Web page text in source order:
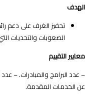
تحفيز الغرف على دعم
الصعوبات والتحديات
التقييم
عدد البرامج والمبادرات. –
الخدمات المقدمة.